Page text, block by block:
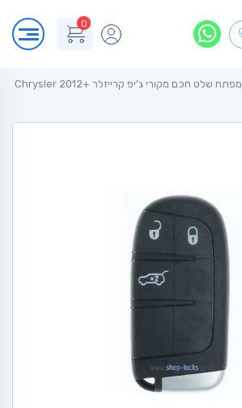
0
מפתח שלט חכם מקורי ג'יפ קרייזלר +Jeep Chrysler 2012